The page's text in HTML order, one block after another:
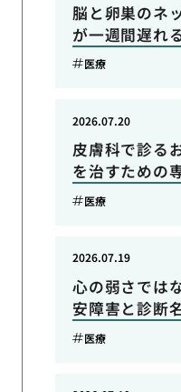
脳と卵巣のネ
が一週間遅れ
医療
皮膚科で診る
を治すための
2026.07.20
医療
心の弱さでは
安障害と診断
2026.07.19
医療